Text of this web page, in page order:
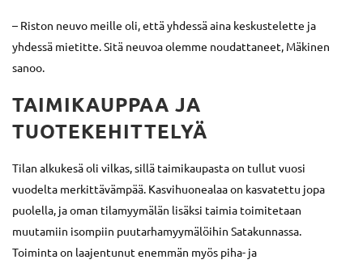
– Riston neuvo meille oli, että yhdessä aina keskustelette ja
yhdessä mietitte. Sitä neuvoa olemme noudattaneet, Mäkinen
sanoo.
TAIMIKAUPPAA JA
TUOTEKEHITTELYÄ
Tilan alkukesä oli vilkas, sillä taimikaupasta on tullut vuosi
vuodelta merkittävämpää. Kasvihuonealaa on kasvatettu jopa
puolella, ja oman tilamyymälän lisäksi taimia toimitetaan
muutamiin isompiin puutarhamyymälöihin Satakunnassa.
Toiminta on laajentunut enemmän myös piha- ja